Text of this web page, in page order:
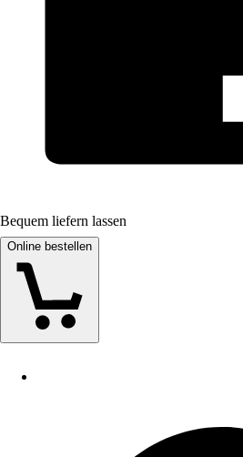
Bequem liefern lassen
Online bestellen